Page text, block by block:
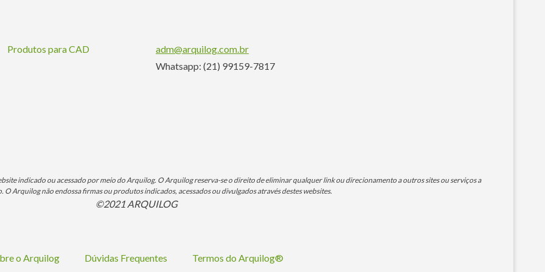
Produtos para CAD
adm@arquilog.com.br
Whatsapp: (21) 99159-7817
indicado ou acessado por meio do Arquilog. O Arquilog reserva-se o direito de eliminar qualquer link ou direcionamento a outros sites ou serviços a
O Arquilog não endossa firmas ou produtos indicados, acessados ou divulgados através destes websites.
©2021 ARQUILOG
o Arquilog Dúvidas Frequentes Termos do Arquilog®